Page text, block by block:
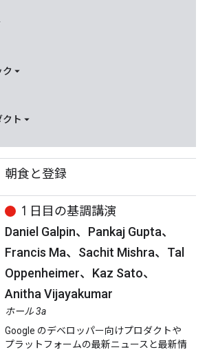
ク
ト
朝食と登録
1 日目の基調講演
Daniel Galpin、Pankaj Gupta、
Francis Ma、Sachit Mishra、Tal
Oppenheimer、Kaz Sato、
Anitha Vijayakumar
ホール 3a
Google のデベロッパー向けプロダクトや
プラットフォームの最新ニュースと最新情